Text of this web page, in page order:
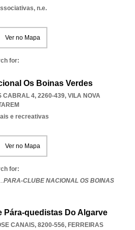
n.e.
Ver no Mapa
for:
Os Boinas Verdes
CABRAL 4, 2260-439, VILA NOVA
e recreativas
Ver no Mapa
for:
PARA-CLUBE NACIONAL OS BOINAS
Pára-quedistas Do Algarve
CANAIS, 8200-556, FERREIRAS